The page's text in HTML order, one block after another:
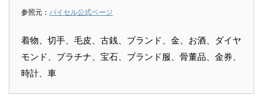
参照元： バイセル公式ページ
着物、切手、毛皮、古銭、ブランド、金、お酒、ダイヤ
モンド、プラチナ、宝石、ブランド服、骨董品、金券、
時計、車